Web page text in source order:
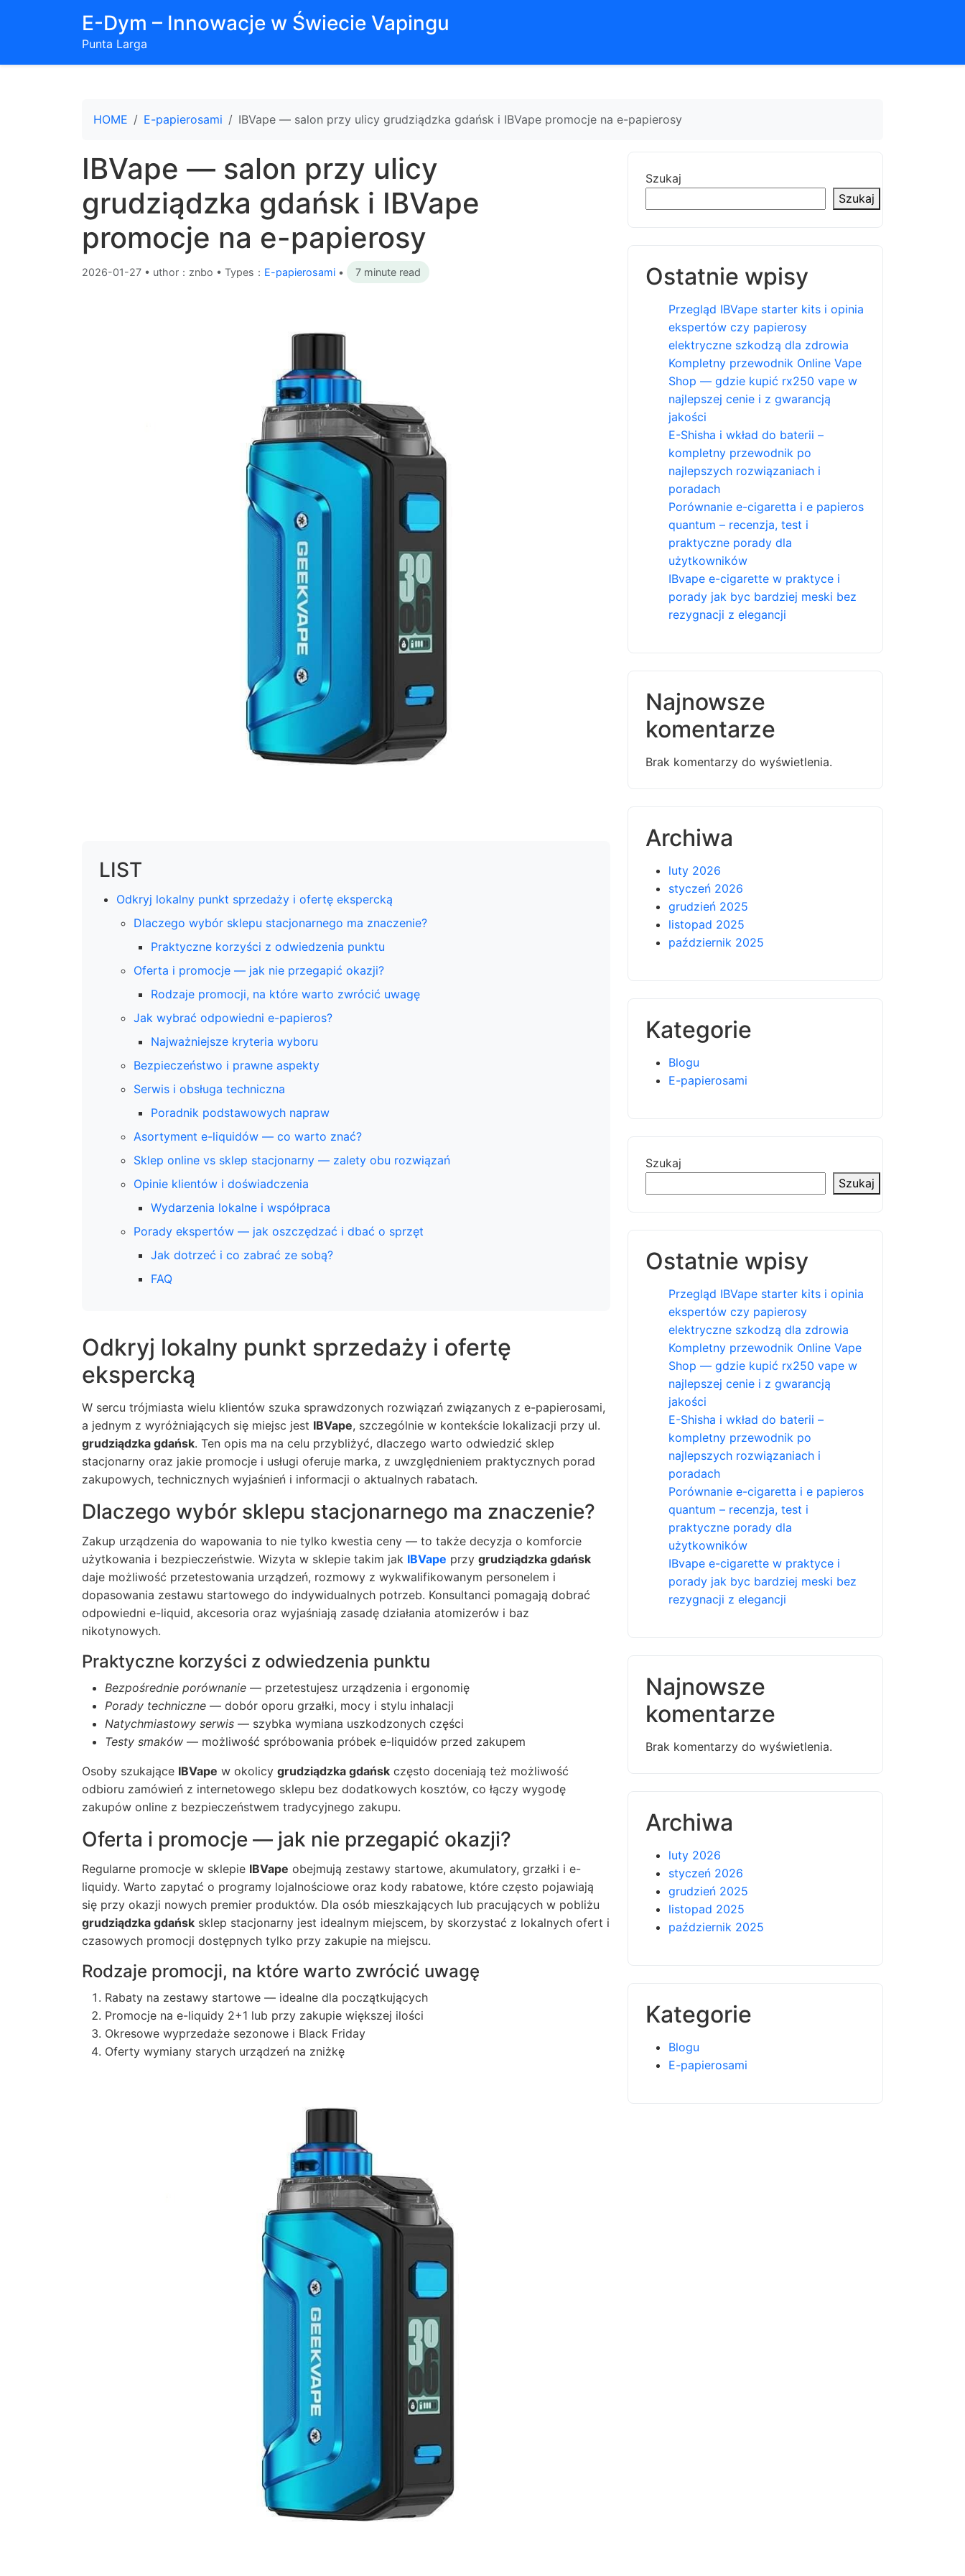
E-Dym – Innowacje w Świecie Vapingu
Punta Larga
HOME E-papierosami IBVape — salon przy ulicy grudziądzka gdańsk i IBVape promocje na e-papierosy
IBVape — salon przy ulicy
grudziądzka gdańsk i IBVape
promocje na e-papierosy
2026-01-27 • uthor：znbo • Types： E-papierosami • 7 minute read
LIST
Odkryj lokalny punkt sprzedaży i ofertę ekspercką
Dlaczego wybór sklepu stacjonarnego ma znaczenie?
Praktyczne korzyści z odwiedzenia punktu
Oferta i promocje — jak nie przegapić okazji?
Rodzaje promocji, na które warto zwrócić uwagę
Jak wybrać odpowiedni e-papieros?
Najważniejsze kryteria wyboru
Bezpieczeństwo i prawne aspekty
Serwis i obsługa techniczna
Poradnik podstawowych napraw
Asortyment e-liquidów — co warto znać?
Sklep online vs sklep stacjonarny — zalety obu rozwiązań
Opinie klientów i doświadczenia
Wydarzenia lokalne i współpraca
Porady ekspertów — jak oszczędzać i dbać o sprzęt
Jak dotrzeć i co zabrać ze sobą?
FAQ
Odkryj lokalny punkt sprzedaży i ofertę
ekspercką
W sercu trójmiasta wielu klientów szuka sprawdzonych rozwiązań związanych z e-papierosami,
a jednym z wyróżniających się miejsc jest IBVape, szczególnie w kontekście lokalizacji przy ul.
grudziądzka gdańsk. Ten opis ma na celu przybliżyć, dlaczego warto odwiedzić sklep
stacjonarny oraz jakie promocje i usługi oferuje marka, z uwzględnieniem praktycznych porad
zakupowych, technicznych wyjaśnień i informacji o aktualnych rabatach.
Dlaczego wybór sklepu stacjonarnego ma znaczenie?
Zakup urządzenia do wapowania to nie tylko kwestia ceny — to także decyzja o komforcie
użytkowania i bezpieczeństwie. Wizyta w sklepie takim jak IBVape przy grudziądzka gdańsk
daje możliwość przetestowania urządzeń, rozmowy z wykwalifikowanym personelem i
dopasowania zestawu startowego do indywidualnych potrzeb. Konsultanci pomagają dobrać
odpowiedni e-liquid, akcesoria oraz wyjaśniają zasadę działania atomizerów i baz
nikotynowych.
Praktyczne korzyści z odwiedzenia punktu
Bezpośrednie porównanie — przetestujesz urządzenia i ergonomię
Porady techniczne — dobór oporu grzałki, mocy i stylu inhalacji
Natychmiastowy serwis — szybka wymiana uszkodzonych części
Testy smaków — możliwość spróbowania próbek e-liquidów przed zakupem
Osoby szukające IBVape w okolicy grudziądzka gdańsk często doceniają też możliwość
odbioru zamówień z internetowego sklepu bez dodatkowych kosztów, co łączy wygodę
zakupów online z bezpieczeństwem tradycyjnego zakupu.
Oferta i promocje — jak nie przegapić okazji?
Regularne promocje w sklepie IBVape obejmują zestawy startowe, akumulatory, grzałki i e-
liquidy. Warto zapytać o programy lojalnościowe oraz kody rabatowe, które często pojawiają
się przy okazji nowych premier produktów. Dla osób mieszkających lub pracujących w pobliżu
grudziądzka gdańsk sklep stacjonarny jest idealnym miejscem, by skorzystać z lokalnych ofert i
czasowych promocji dostępnych tylko przy zakupie na miejscu.
Rodzaje promocji, na które warto zwrócić uwagę
Rabaty na zestawy startowe — idealne dla początkujących
Promocje na e-liquidy 2+1 lub przy zakupie większej ilości
Okresowe wyprzedaże sezonowe i Black Friday
Oferty wymiany starych urządzeń na zniżkę
Szukaj
Szukaj
Ostatnie wpisy
Przegląd IBVape starter kits i opinia
ekspertów czy papierosy
elektryczne szkodzą dla zdrowia
Kompletny przewodnik Online Vape
Shop — gdzie kupić rx250 vape w
najlepszej cenie i z gwarancją
jakości
E-Shisha i wkład do baterii –
kompletny przewodnik po
najlepszych rozwiązaniach i
poradach
Porównanie e-cigaretta i e papieros
quantum – recenzja, test i
praktyczne porady dla
użytkowników
IBvape e-cigarette w praktyce i
porady jak byc bardziej meski bez
rezygnacji z elegancji
Najnowsze
komentarze
Brak komentarzy do wyświetlenia.
Archiwa
luty 2026
styczeń 2026
grudzień 2025
listopad 2025
październik 2025
Kategorie
Blogu
E-papierosami
Szukaj
Szukaj
Ostatnie wpisy
Przegląd IBVape starter kits i opinia
ekspertów czy papierosy
elektryczne szkodzą dla zdrowia
Kompletny przewodnik Online Vape
Shop — gdzie kupić rx250 vape w
najlepszej cenie i z gwarancją
jakości
E-Shisha i wkład do baterii –
kompletny przewodnik po
najlepszych rozwiązaniach i
poradach
Porównanie e-cigaretta i e papieros
quantum – recenzja, test i
praktyczne porady dla
użytkowników
IBvape e-cigarette w praktyce i
porady jak byc bardziej meski bez
rezygnacji z elegancji
Najnowsze
komentarze
Brak komentarzy do wyświetlenia.
Archiwa
luty 2026
styczeń 2026
grudzień 2025
listopad 2025
październik 2025
Kategorie
Blogu
E-papierosami